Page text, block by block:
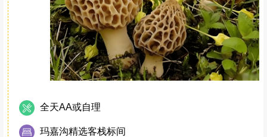
全天AA或自理
玛嘉沟精选客栈标间